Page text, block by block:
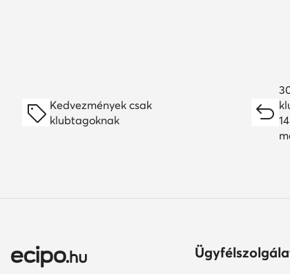
Kedvezmények csak
klubtagoknak